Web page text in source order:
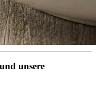
unsere